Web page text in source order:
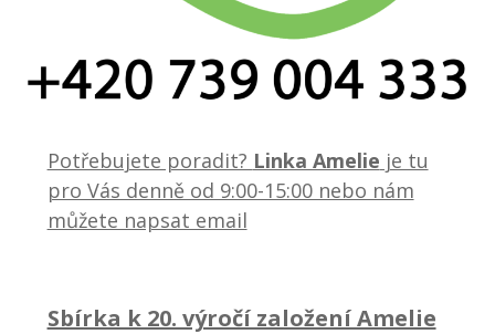
Potřebujete poradit? Linka Amelie je tu
pro Vás denně od 9:00-15:00 nebo nám
můžete napsat email
Sbírka k 20. výročí založení Amelie